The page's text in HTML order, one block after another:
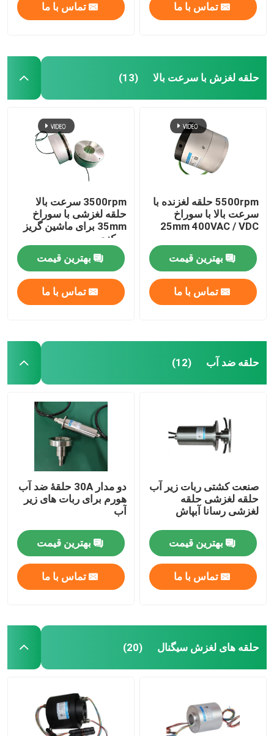
تماس با ما تماس با ما
حلقه لغزش با سرعت بالا (13)
5500rpm حلقه لغزنده با
سرعت بالا با سوراخ
25mm 400VAC / VDC
بهترین قیمت
تماس با ما
3500rpm سرعت بالا
حلقه لغزشی با سوراخ
35mm برای ماشین گریز
مرکزی
بهترین قیمت
تماس با ما
حلقه ضد آب (12)
صنعت کشتی ربات زیر آب
حلقه لغزشی حلقه
لغزشی رسانا آبپاش
بهترین قیمت
تماس با ما
دو مدار 30A حلقۀ ضد آب
هورم برای ربات های زیر
آب
بهترین قیمت
تماس با ما
حلقه های لغزش سیگنال (20)